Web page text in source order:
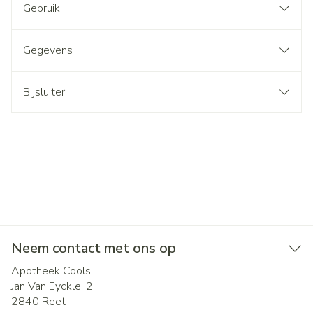
Gebruik
Gegevens
Bijsluiter
Neem contact met ons op
Apotheek Cools
Jan Van Eycklei 2
2840 Reet